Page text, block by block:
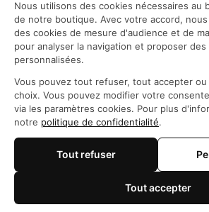
Politique de retour et remboursement
Coordonnées
Questions fréquemment posées
© 2026 Maison Otaku
Nous utilisons des cookies nécessaires au
de notre boutique. Avec votre accord,
des cookies de mesure d'audience et de
pour analyser la navigation et proposer des
personnalisées.
Vous pouvez tout refuser, tout accepter ou
choix. Vous pouvez modifier votre
via les paramètres cookies. Pour plus
notre politique de confidentialité.
Tout refuser
Tout accepter